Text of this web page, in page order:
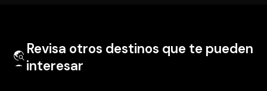
Revisa otros destinos que te pueden
interesar